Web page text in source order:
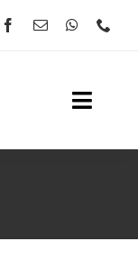
Toggle